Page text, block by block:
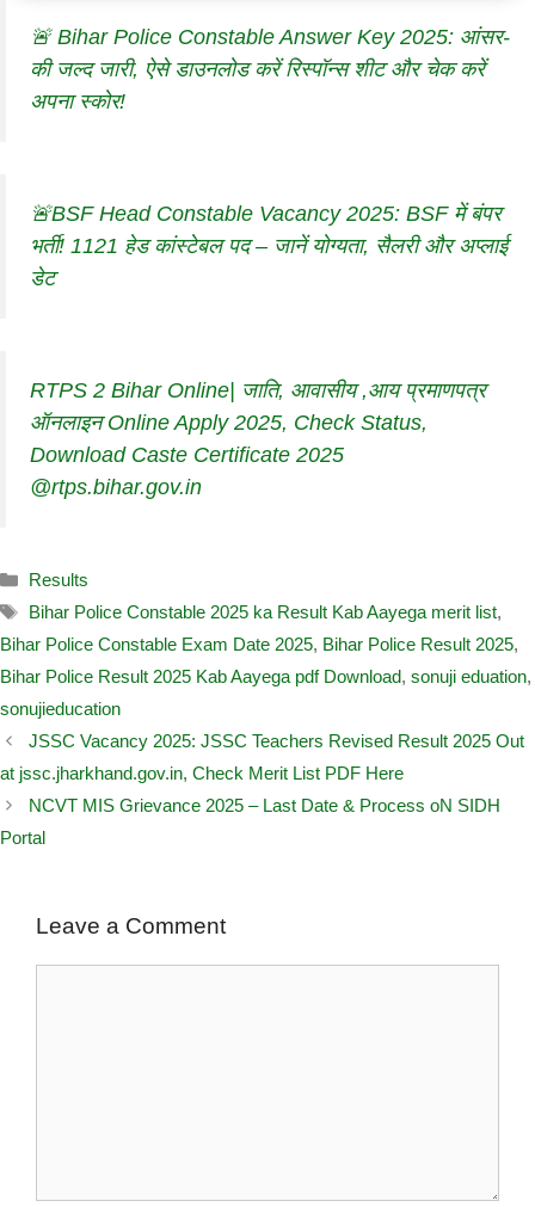
🚨 Bihar Police Constable Answer Key 2025: आंसर-
की जल्द जारी, ऐसे डाउनलोड करें रिस्पॉन्स शीट और चेक करें
अपना स्कोर!
🚨BSF Head Constable Vacancy 2025: BSF में बंपर
भर्ती! 1121 हेड कांस्टेबल पद – जानें योग्यता, सैलरी और अप्लाई
डेट
RTPS 2 Bihar Online| जाति, आवासीय ,आय प्रमाणपत्र
ऑनलाइन Online Apply 2025, Check Status,
Download Caste Certificate 2025
@rtps.bihar.gov.in
Results
Bihar Police Constable 2025 ka Result Kab Aayega merit list,
Bihar Police Constable Exam Date 2025, Bihar Police Result 2025,
Bihar Police Result 2025 Kab Aayega pdf Download, sonuji eduation,
sonujieducation
JSSC Vacancy 2025: JSSC Teachers Revised Result 2025 Out
at jssc.jharkhand.gov.in, Check Merit List PDF Here
NCVT MIS Grievance 2025 – Last Date & Process oN SIDH
Portal
Leave a Comment